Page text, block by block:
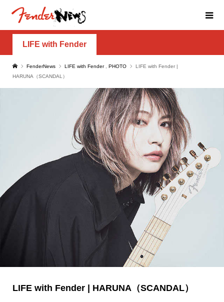
LIFE with Fender
FenderNews LIFE with Fender PHOTO
LIFE with Fender |
HARUNA（SCANDAL）
LIFE with Fender | HARUNA（SCANDAL）